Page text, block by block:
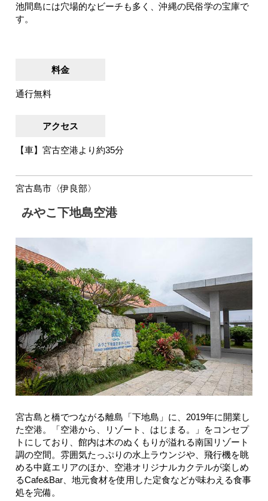
池間島には穴場的なビーチも多く、沖縄の民俗学の宝庫で
す。
料金
通行無料
アクセス
【車】宮古空港より約35分
宮古島市〈伊良部〉
みやこ下地島空港
宮古島と橋でつながる離島「下地島」に、2019年に開業し
た空港。「空港から、リゾート、はじまる。」をコンセプ
トにしており、館内は木のぬくもりが溢れる南国リゾート
調の空間。雰囲気たっぷりの水上ラウンジや、飛行機を眺
める中庭エリアのほか、空港オリジナルカクテルが楽しめ
るCafe&Bar、地元食材を使用した定食などが味わえる食事
処を完備。